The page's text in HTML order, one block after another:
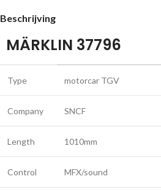
Beschrijving
MÄRKLIN 37796
Type motorcar TGV
Company SNCF
Length 1010mm
Control MFX/sound